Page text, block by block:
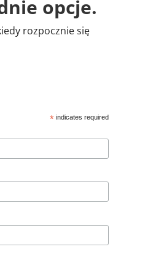
opcje.
rozpocznie się
* indicates required